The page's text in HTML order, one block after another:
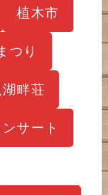
植木市
つり
畔荘
サート